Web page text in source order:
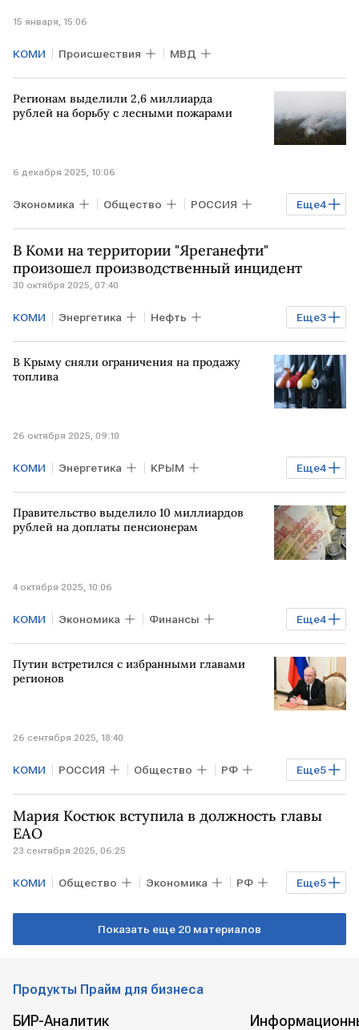
15 января, 15:06
КОМИ Происшествия МВД
Регионам выделили 2,6 миллиарда
рублей на борьбу с лесными пожарами
6 декабря 2025, 10:06
Еще4
Экономика Общество РОССИЯ
РФ Бурятия КРАСНОЯРСКИЙ КРАЙ
Михаил Мишустин
В Коми на территории "Яреганефти"
произошел производственный инцидент
30 октября 2025, 07:40
Еще3
КОМИ Энергетика Нефть
Промышленность республика Коми
Лукойл
В Крыму сняли ограничения на продажу
топлива
26 октября 2025, 09:10
Еще4
КОМИ Энергетика КРЫМ
СЕВАСТОПОЛЬ Сергей Аксенов
Сергей Цивилев Мировая экономика
Правительство выделило 10 миллиардов
рублей на доплаты пенсионерам
4 октября 2025, 10:06
Еще4
КОМИ Экономика Финансы
РОССИЯ Бурятия ЯКУТИЯ
Социальный фонд
Путин встретился с избранными главами
регионов
26 сентября 2025, 18:40
Еще5
КОМИ РОССИЯ Общество РФ
Новгородская область
Владимир Путин Дмитрий Песков
Александр Хинштейн
Мария Костюк вступила в должность главы
ЕАО
23 сентября 2025, 06:25
Еще5
КОМИ Общество Экономика РФ
республика Коми Владимир Путин
Показать еще 20 материалов
Продукты Прайм для бизнеса
БИР-Аналитик